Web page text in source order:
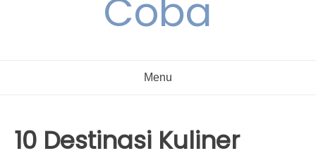
Coba
Menu
10 Destinasi Kuliner